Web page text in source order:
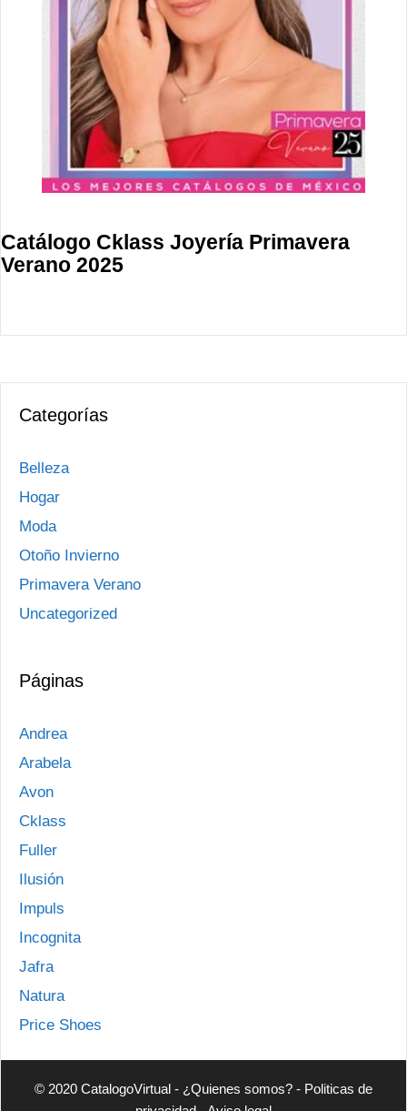
Catálogo Cklass Joyería Primavera
Verano 2025
Categorías
Belleza
Hogar
Moda
Otoño Invierno
Primavera Verano
Uncategorized
Páginas
Andrea
Arabela
Avon
Cklass
Fuller
Ilusión
Impuls
Incognita
Jafra
Natura
Price Shoes
© 2020 CatalogoVirtual - ¿Quienes somos? - Politicas de